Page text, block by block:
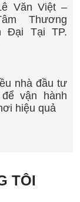
Văn Việt –
Thương
Đại Tại TP.
nhà đầu tư
vận hành
hiệu quả
TÔI